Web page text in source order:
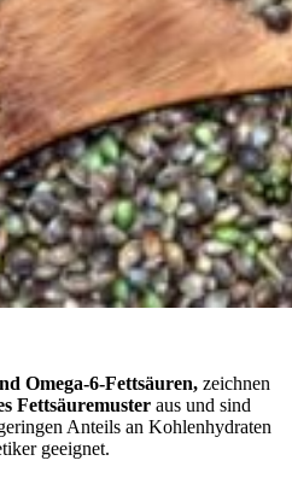
Omega-6-Fettsäuren, zeichnen
Fettsäuremuster aus und sind
Anteils an Kohlenhydraten
geeignet.